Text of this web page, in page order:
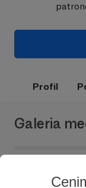
Profil
Galeria